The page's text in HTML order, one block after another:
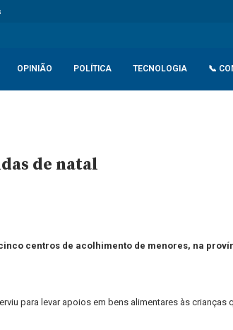
2 do bloco 24 PIB da União Europeia
OPINIÃO POLÍTICA TECNOLOGIA 📞
de natal
centros de acolhimento de menores, na
para levar apoios em bens alimentares às